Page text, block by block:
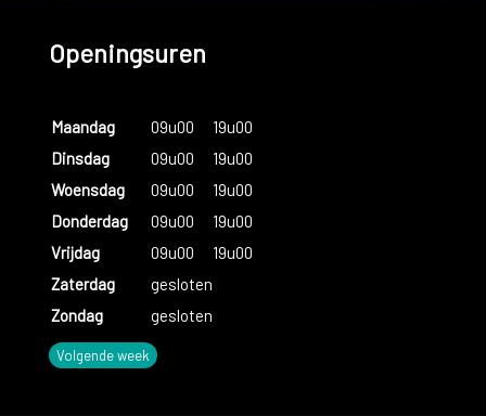
Openingsuren
Maandag 09u00
19u00
Dinsdag
09u00
19u00
Woensdag
09u00
19u00
Donderdag
09u00
19u00
Vrijdag
09u00
19u00
Zaterdag
gesloten
Zondag
gesloten
Volgende week